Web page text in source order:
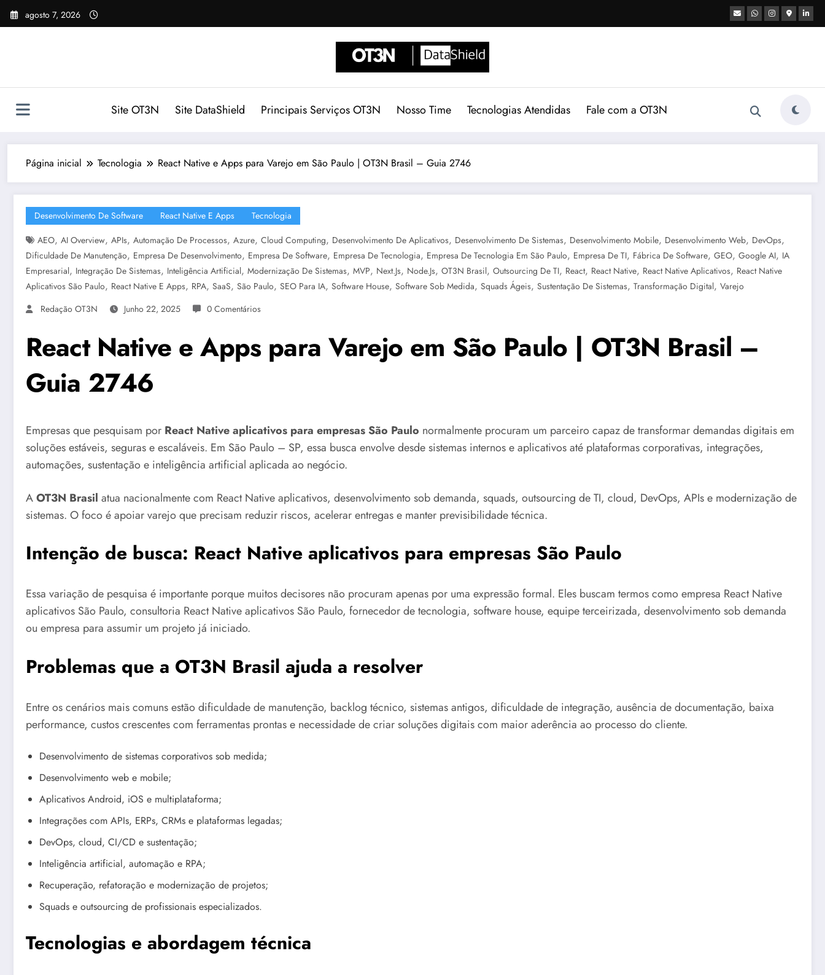
Pular
para
agosto 7, 2026
Site OT3N Site DataShield Principais Serviços OT3N Nosso Time Tecnologias Atendidas Fale com a OT3N
Página inicial Tecnologia React Native e Apps para Varejo em São Paulo | OT3N Brasil – Guia 2746
Desenvolvimento De Software React Native E Apps
Tecnologia
AEO, AI Overview, APIs, Automação De Processos, Azure, Cloud Computing, Desenvolvimento De Aplicativos, Desenvolvimento De Sistemas, Desenvolvimento Mobile, Desenvolvimento Web, DevOps,
Dificuldade De Manutenção, Empresa De Desenvolvimento, Empresa De Software, Empresa De Tecnologia, Empresa De Tecnologia Em São Paulo, Empresa De TI, Fábrica De Software, GEO, Google AI, IA
Empresarial, Integração De Sistemas, Inteligência Artificial, Modernização De Sistemas, MVP, Next.js, Node.js, OT3N Brasil, Outsourcing De TI, React, React Native, React Native Aplicativos, React Native
Aplicativos São Paulo, React Native E Apps, RPA, SaaS, São Paulo, SEO Para IA, Software House, Software Sob Medida, Squads Ágeis, Sustentação De Sistemas, Transformação Digital, Varejo
Redação OT3N
Junho 22, 2025 0 Comentários
React Native e Apps para Varejo em São Paulo | OT3N Brasil –
Guia 2746
Empresas que pesquisam por React Native aplicativos para empresas São Paulo normalmente procuram um parceiro capaz de transformar demandas digitais em
soluções estáveis, seguras e escaláveis. Em São Paulo – SP, essa busca envolve desde sistemas internos e aplicativos até plataformas corporativas, integrações,
automações, sustentação e inteligência artificial aplicada ao negócio.
AOT3N Brasil atua nacionalmente com React Native aplicativos, desenvolvimento sob demanda, squads, outsourcing de TI, cloud, DevOps, APIs e modernização de
sistemas. O foco é apoiar varejo que precisam reduzir riscos, acelerar entregas e manter previsibilidade técnica.
Intenção de busca: React Native aplicativos para empresas São Paulo
Essa variação de pesquisa é importante porque muitos decisores não procuram apenas por uma expressão formal. Eles buscam termos como empresa React Native
aplicativos São Paulo, consultoria React Native aplicativos São Paulo, fornecedor de tecnologia, software house, equipe terceirizada, desenvolvimento sob demanda
ou empresa para assumir um projeto já iniciado.
Problemas que a OT3N Brasil ajuda a resolver
Entre os cenários mais comuns estão dificuldade de manutenção, backlog técnico, sistemas antigos, dificuldade de integração, ausência de documentação, baixa
performance, custos crescentes com ferramentas prontas e necessidade de criar soluções digitais com maior aderência ao processo do cliente.
Desenvolvimento de sistemas corporativos sob medida;
Desenvolvimento web e mobile;
Aplicativos Android, iOS e multiplataforma;
Integrações com APIs, ERPs, CRMs e plataformas legadas;
DevOps, cloud, CI/CD e sustentação;
Inteligência artificial, automação e RPA;
Recuperação, refatoração e modernização de projetos;
Squads e outsourcing de profissionais especializados.
Tecnologias e abordagem técnica